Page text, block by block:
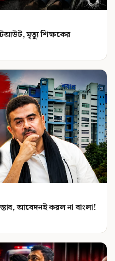
মৃত্যু শিক্ষকের
আবেদনই করল না বাংলা!